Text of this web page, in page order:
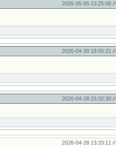
2026-05-05 13:25:08 //
2026-04-30 18:05:21 //
2026-04-28 15:32:30 //
2026-04-28 13:33:11 //